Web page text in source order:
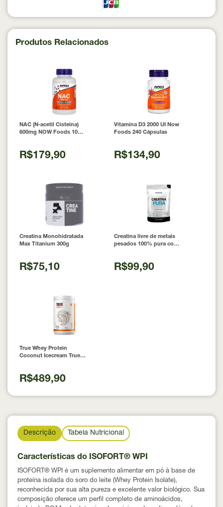
Produtos Relacionados
NAC (N-acetil Cisteína)
600mg NOW Foods 100
R$179,90
Vitamina D3 2000 UI Now
Foods 240 Cápsulas
R$134,90
Creatina Monohidratada
Max Titanium 300g
R$75,10
Creatina livre de metais
pesados 100% pura com
R$99,90
True Whey Protein
Coconut Icecream True
R$489,90
Descrição Tabela Nutricional
Características do ISOFORT® WPI
ISOFORT® WPI é um suplemento alimentar em pó à base de
proteína isolada do soro do leite (Whey Protein Isolate),
reconhecida por sua alta pureza e excelente valor biológico. Sua
composição oferece um perfil completo de aminoácidos,